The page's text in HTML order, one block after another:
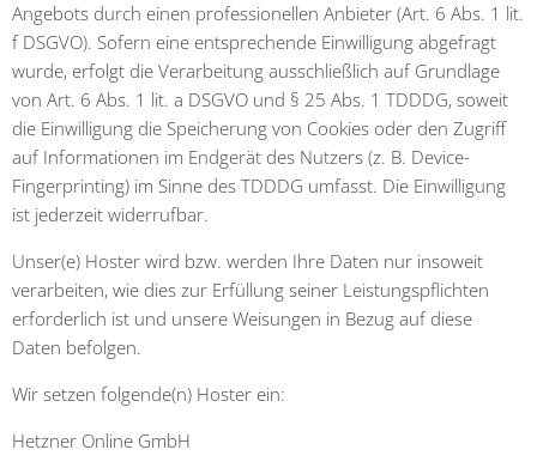
Angebots durch einen professionellen Anbieter (Art. 6 Abs. 1 lit.
f DSGVO). Sofern eine entsprechende Einwilligung abgefragt
wurde, erfolgt die Verarbeitung ausschließlich auf Grundlage
von Art. 6 Abs. 1 lit. a DSGVO und § 25 Abs. 1 TDDDG, soweit
die Einwilligung die Speicherung von Cookies oder den Zugriff
auf Informationen im Endgerät des Nutzers (z. B. Device-
Fingerprinting) im Sinne des TDDDG umfasst. Die Einwilligung
ist jederzeit widerrufbar.
Unser(e) Hoster wird bzw. werden Ihre Daten nur insoweit
verarbeiten, wie dies zur Erfüllung seiner Leistungspflichten
erforderlich ist und unsere Weisungen in Bezug auf diese
Daten befolgen.
Wir setzen folgende(n) Hoster ein:
Hetzner Online GmbH